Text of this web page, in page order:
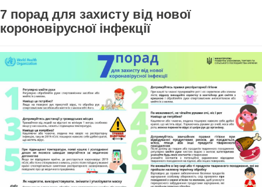
7 порад для захисту від нової
короновірусної інфекції